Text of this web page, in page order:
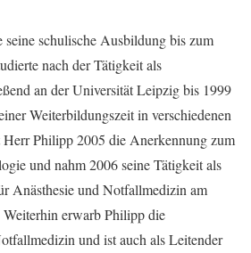
schulische Ausbildung bis zum
nach der Tätigkeit als
an der Universität Leipzig bis 1999
Weiterbildungszeit in verschiedenen
Philipp 2005 die Anerkennung zum
und nahm 2006 seine Tätigkeit als
Anästhesie und Notfallmedizin am
erwarb Philipp die
und ist auch als Leitender